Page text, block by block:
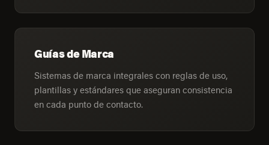
Guías de Marca
Sistemas de marca integrales con reglas de uso,
plantillas y estándares que aseguran consistencia
en cada punto de contacto.